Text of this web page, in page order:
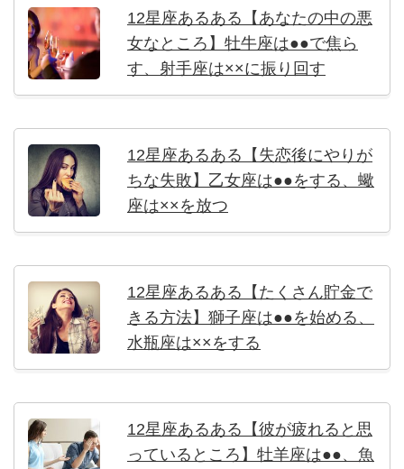
12星座あるある【あなたの中の悪
女なところ】牡牛座は●●で焦ら
す、射手座は××に振り回す
12星座あるある【失恋後にやりが
ちな失敗】乙女座は●●をする、蠍
座は××を放つ
12星座あるある【たくさん貯金で
きる方法】獅子座は●●を始める、
水瓶座は××をする
12星座あるある【彼が疲れると思
っているところ】牡羊座は●●、魚